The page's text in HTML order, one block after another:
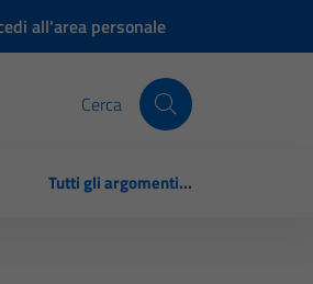
all'area personale
Cerca
Tutti gli argomenti...